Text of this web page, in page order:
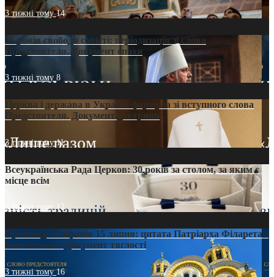
3 тижні тому14
35 років свободи совісті: періодизація зі слова
Предстоятеля. Документ епохи
3 тижні тому 8
Церква і держава в Україні: формула зі вступного слова
Предстоятеля. Документ доктрини
3 тижні тому11
Всеукраїнська Рада Церков: 30 років за столом, за яким є
місце всім
3 тижні тому12
Проповідь Епіфанія 15 липня: цитата Патріарха Філарета з
його амвона. Документ тяглості
3 тижні тому16